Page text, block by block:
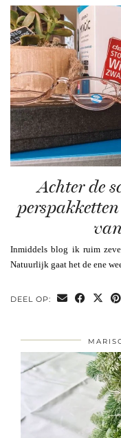
Achter de
Inmiddels blog ik ruim
Natuurlijk gaat het de ene
DEEL OP: